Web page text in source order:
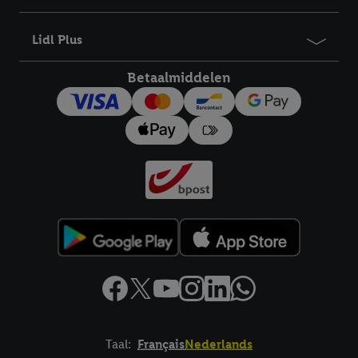
Lidl Plus
Betaalmiddelen
Taal: FrançaisNederlands
bewaartermijn van de gegevens en uw recht om uw
trekken, vindt u in onze